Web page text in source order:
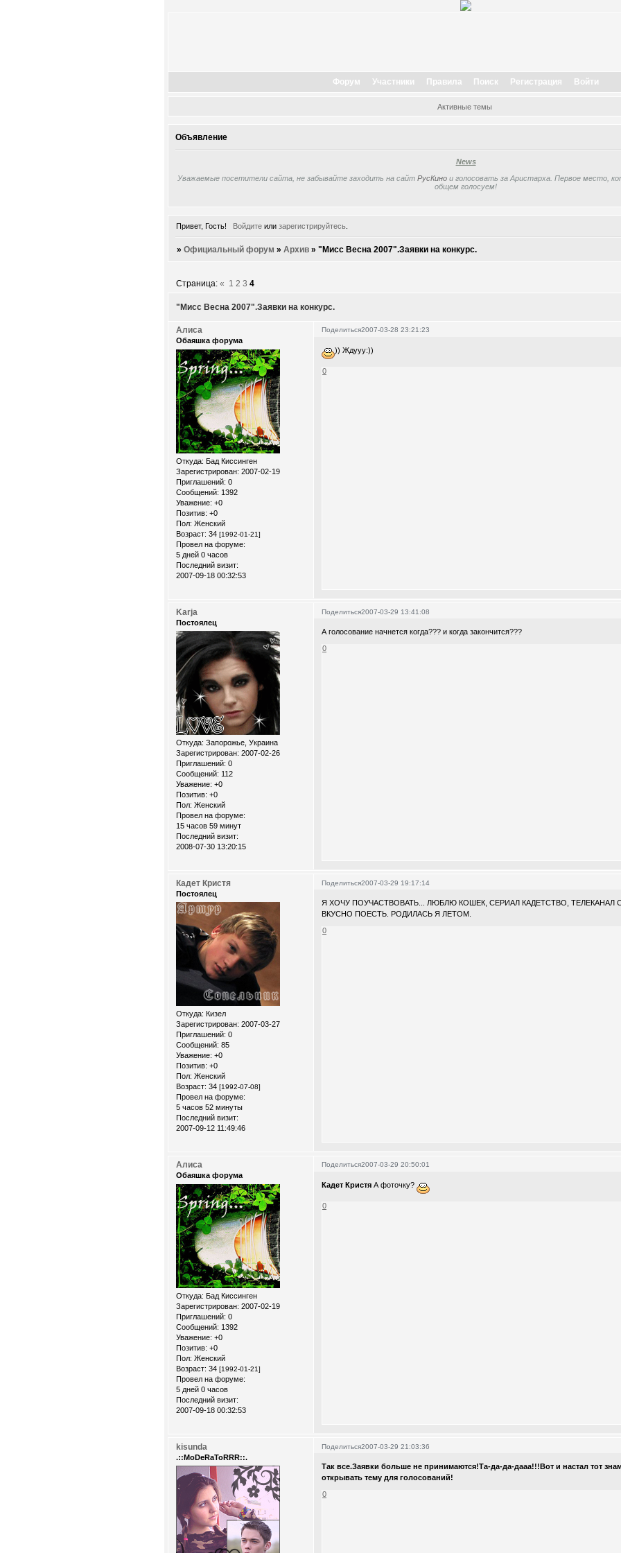
Форум Участники Правила Поиск Регистрация Войти
Активные темы
Объявление
News
Уважаемые посетители сайта, не забывайте заходить на сайт РусКино и голосовать за Аристарха. Первое место,
общем голосуем!
Привет, Гость! Войдитеили зарегистрируйтесь.
»Официальный форум »Архив »"Мисс Весна 2007".Заявки на конкурс.
"Мисс Весна 2007".Заявки на конкурс.
Страница:« 1 2 3 4
Поделиться2007-03-28 23:21:23
Алиса
Обаяшка форума
Откуда: Бад Киссинген
Зарегистрирован: 2007-02-19
Приглашений: 0
Сообщений: 1392
Уважение: +0
Позитив: +0
Пол: Женский
Возраст: 34 [1992-01-21]
Провел на форуме:
5 дней 0 часов
Последний визит:
2007-09-18 00:32:53
)) Ждууу:))
0
Поделиться2007-03-29 13:41:08
Karja
Постоялец
Откуда: Запорожье, Украина
Зарегистрирован: 2007-02-26
Приглашений: 0
Сообщений: 112
Уважение: +0
Позитив: +0
Пол: Женский
Провел на форуме:
15 часов 59 минут
Последний визит:
2008-07-30 13:20:15
А голосование начнется когда??? и когда закончится???
0
Поделиться2007-03-29 19:17:14
Кадет Кристя
Постоялец
Откуда: Кизел
Зарегистрирован: 2007-03-27
Приглашений: 0
Сообщений: 85
Уважение: +0
Позитив: +0
Пол: Женский
Возраст: 34 [1992-07-08]
Провел на форуме:
5 часов 52 минуты
Последний визит:
2007-09-12 11:49:46
Я ХОЧУ ПОУЧАСТВОВАТЬ... ЛЮБЛЮ КОШЕК, СЕРИАЛ КАДЕТСТВО, ТЕЛЕКАНАЛ
ВКУСНО ПОЕСТЬ. РОДИЛАСЬ Я ЛЕТОМ.
0
Поделиться2007-03-29 20:50:01
Алиса
Обаяшка форума
Откуда: Бад Киссинген
Зарегистрирован: 2007-02-19
Приглашений: 0
Сообщений: 1392
Уважение: +0
Позитив: +0
Пол: Женский
Возраст: 34 [1992-01-21]
Провел на форуме:
5 дней 0 часов
Последний визит:
2007-09-18 00:32:53
Кадет КристяА фоточку?
0
Поделиться2007-03-29 21:03:36
kisunda
.::MoDeRaToRRR::.
Так все.Заявки больше не принимаются!Та-да-да-дааа!!!Вот и настал тот
открывать тему для голосований!
0